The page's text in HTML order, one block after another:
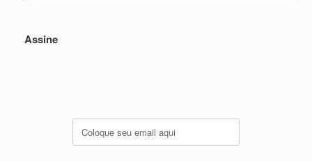
Assine